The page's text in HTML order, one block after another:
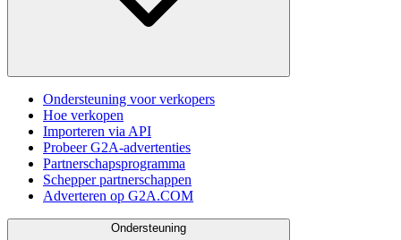
Ondersteuning voor verkopers
Hoe verkopen
Importeren via API
Probeer G2A-advertenties
Partnerschapsprogramma
Schepper partnerschappen
Adverteren op G2A.COM
Ondersteuning